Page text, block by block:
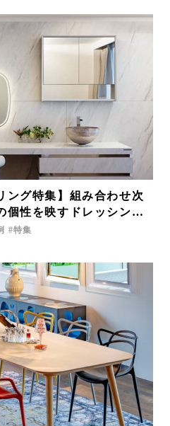
ング特集】組み合わせ次
個性を映すドレッシング
特集